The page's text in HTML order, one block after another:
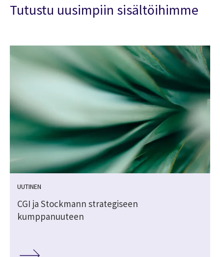
Tutustu uusimpiin sisältöihimme
UUTINEN
CGI ja Stockmann strategiseen
kumppanuuteen